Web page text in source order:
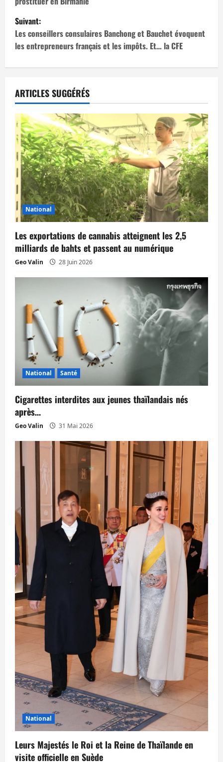
v
i
g
t
i
o
n
d
’
a
r
t
Suivant:
Les conseillers consulaires Banchong et Bauchet évoquent
les entrepreneurs français et les impôts. Et… la CFE
ARTICLES SUGGÉRÉS
National
Les exportations de cannabis atteignent les 2,5
milliards de bahts et passent au numérique
Geo Valin 28 Juin 2026
National Santé
Cigarettes interdites aux jeunes thaïlandais nés
après…
Geo Valin 31 Mai 2026
National
Leurs Majestés le Roi et la Reine de Thaïlande en
visite officielle en Suède